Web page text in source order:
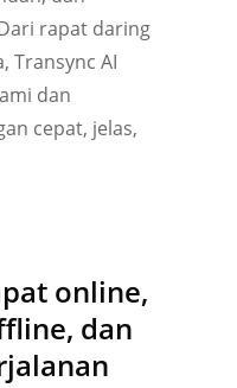
rapat daring
Transync AI
dan
cepat, jelas,
online,
dan
Português do Brasil
العربية
Українська